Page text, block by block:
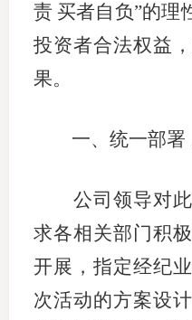
责 买者自负”的理
投资者合法权益
果。
一、统一部署
公司领导对此
求各相关部门积
开展，指定经纪
次活动的方案设